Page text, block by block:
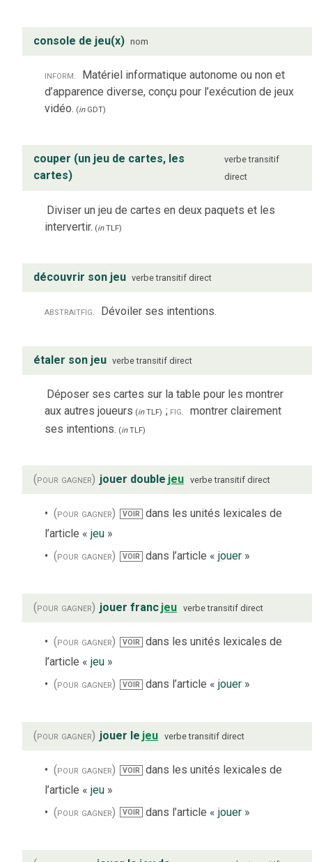
console de jeu(x) nom
inform.
Matériel informatique autonome ou non et
d’apparence diverse, conçu pour l’exécution de jeux
vidéo. (inGDT)
couper (un jeu de cartes, les
cartes)
verbe transitif
direct
Diviser un jeu de cartes en deux paquets et les
intervertir. (inTLF)
découvrir son jeu verbe transitif direct
abstraitfig. Dévoiler ses intentions.
étaler son jeu verbe transitif direct
Déposer ses cartes sur la table pour les montrer
aux autres joueurs (inTLF) ; fig. montrer clairement
ses intentions. (inTLF)
(pour gagner) jouer double jeu verbe transitif direct
(pour gagner) VOIR
dans les unités lexicales de
l’article « jeu »
(pour gagner)
VOIR dans l’article « jouer»
(pour gagner) jouer franc jeu verbe transitif direct
(pour gagner) VOIR dans les unités lexicales de
l’article « jeu »
(pour gagner)
VOIR dans l’article « jouer»
(pour gagner) jouer le jeu verbe transitif direct
(pour gagner) VOIR dans les unités lexicales de
l’article « jeu »
(pour gagner)
VOIR dans l’article « jouer»